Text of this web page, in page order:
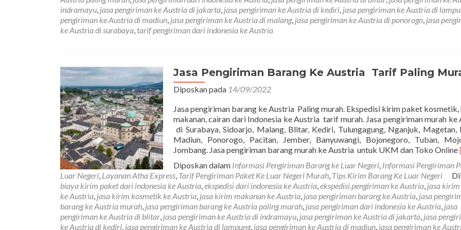
Ke
Austria
Tarif
Paling
indramayu, jasa pengiriman ke Austria di jakarta, jasa pengiriman ke Austria di kediri, jasa pengiriman ke Austria di
pengiriman ke Austria di madiun, jasa pengiriman ke Austria di malang, jasa pengiriman ke Austria di ponorogo, jasa
ke Austria di surabaya, tarif pengiriman dari indonesia ke Austria
Jasa Pengiriman Barang Ke Austria Tarif Paling
Diposkan pada 14/09/2022
Jasa pengiriman barang ke Austria Paling murah. Ekspedisi kirim paket kosmetik,
makanan, cairan dari Indonesia ke Austria tarif murah. Jasa pengiriman murah ke
di Surabaya, Sidoarjo, Malang, Blitar, Kediri, Tulungagung, Nganjuk, Magetan,
Madiun, Ponorogo, Pacitan, Jember, Banyuwangi, Bojonegoro, Tuban,
Jombang. Jasa pengiriman barang murah ke Austria untuk UKM dan Toko Online
Diposkan dalam Informasi Pengiriman Barang ke Luar Negeri, Informasi Pengiriman
Luar Negeri, Layanan Atha Express, Tarif Pengiriman Paket Ke Luar Negeri Murah, Tips Kirim Barang Ke Luar Negeri
biaya kirim paket dari indonesia ke Austria,ekspedisi dari indonesia ke Austria,ekspedisi pengiriman ke Austria, jasa
ke Austria, jasa kirim kosmetik ke Austria, jasa kirim makanan ke Austria, jasa pengiriman barang ke Austria, jasa
barang ke Austria murah, jasa pengiriman barang ke Austria paling murah, jasa pengiriman dari indonesia ke Austria, jasa
pengiriman ke Austria di blitar, jasa pengiriman ke Austria di indramayu, jasa pengiriman ke Austria di jakarta, jasa
ke Austria di kediri, jasa pengiriman ke Austria di lampung, jasa pengiriman ke Austria di madiun, jasa pengiriman ke